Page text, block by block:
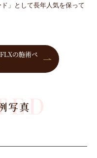
」として長年人気を保って
の施術ペ
写真